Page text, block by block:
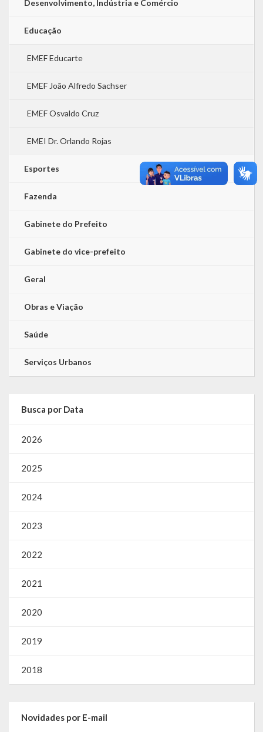
Desenvolvimento, Indústria e Comércio
Educação
EMEF Educarte
EMEF João Alfredo Sachser
EMEF Osvaldo Cruz
EMEI Dr. Orlando Rojas
Esportes
Fazenda
Gabinete do Prefeito
Gabinete do vice-prefeito
Geral
Obras e Viação
Saúde
Serviços Urbanos
Busca por Data
2026
2025
2024
2023
2022
2021
2020
2019
2018
Novidades por E-mail